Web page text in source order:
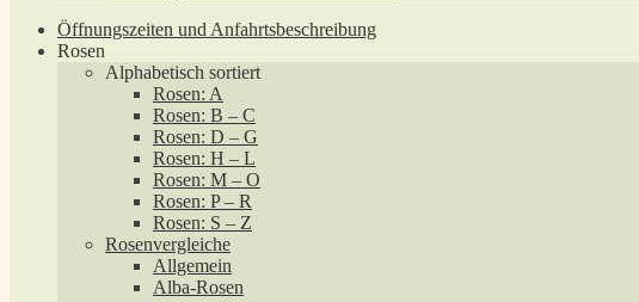
Öffnungszeiten und Anfahrtsbeschreibung
Rosen
Alphabetisch sortiert
Rosen: A
Rosen: B – C
Rosen: D – G
Rosen: H – L
Rosen: M – O
Rosen: P – R
Rosen: S – Z
Rosenvergleiche
Allgemein
Alba-Rosen